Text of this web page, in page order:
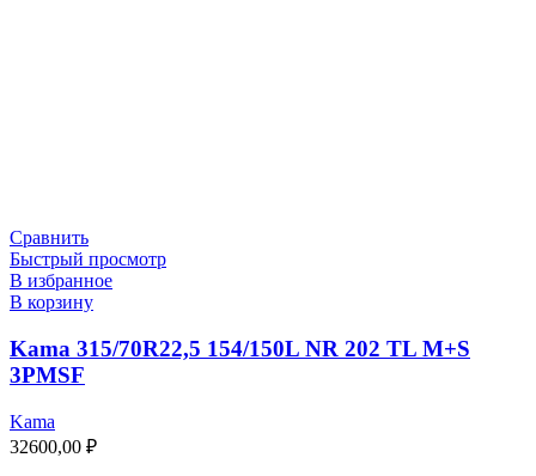
Сравнить
Быстрый просмотр
В избранное
В корзину
Kama 315/70R22,5 154/150L NR 202 TL M+S
3PMSF
Kama
32600,00 ₽